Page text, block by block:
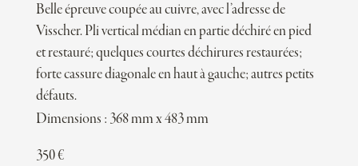
Belle épreuve coupée au cuivre, avec l’adresse de
Visscher. Pli vertical médian en partie déchiré en pied
et restauré; quelques courtes déchirures restaurées;
forte cassure diagonale en haut à gauche; autres petits
défauts.
Dimensions : 368 mm x 483 mm
350€